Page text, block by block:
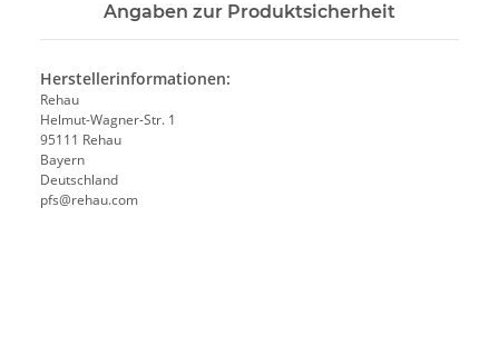
Angaben zur Produktsicherheit
Herstellerinformationen:
Rehau
Helmut-Wagner-Str. 1
95111 Rehau
Bayern
Deutschland
pfs@rehau.com